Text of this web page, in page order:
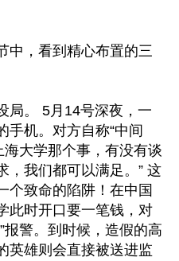
中，看到精心布置的三
局。 5月14号深夜，一
手机。对方自称“中间
海大学那个事，有没有谈
，我们都可以满足。” 这
个致命的陷阱！在中国
此时开口要一笔钱，对
报警。到时候，造假的高
英雄则会直接被送进监